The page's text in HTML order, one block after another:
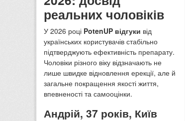
реальних чоловіків
У 2026 році PotenUP відгуки від
українських користувачів стабільно
підтверджують ефективність препарату.
Чоловіки різного віку відзначають не
лише швидке відновлення ерекції, але й
загальне покращення якості життя,
впевненості та самооцінки.
Андрій, 37 років, Київ